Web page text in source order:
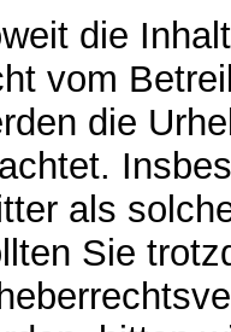
die
vom
die
als
Sie